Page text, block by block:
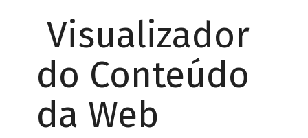
Visualizador
do Conteúdo
da Web